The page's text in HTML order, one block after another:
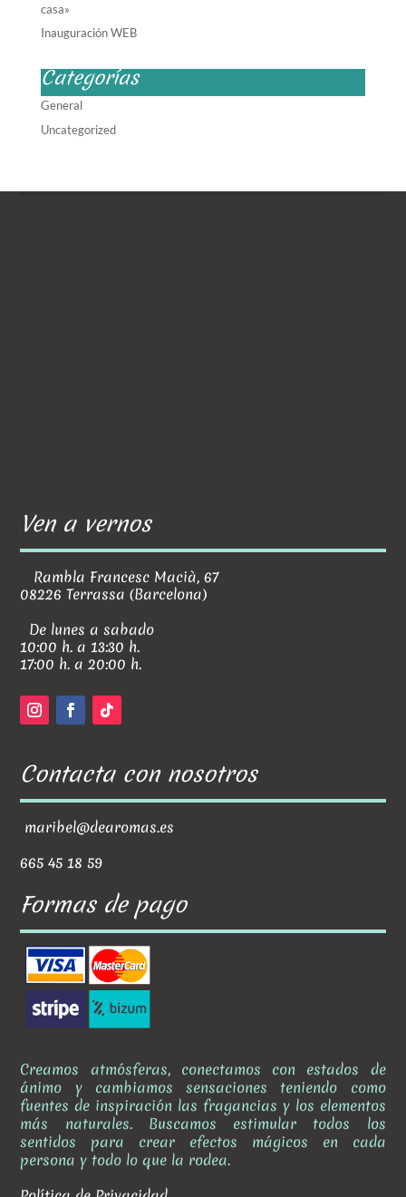
casa»
Inauguración WEB
Categorías
General
Uncategorized
Ven a vernos
Rambla Francesc Macià, 67
08226 Terrassa (Barcelona)
De lunes a sabado
10:00 h. a 13:30 h.
17:00 h. a 20:00 h.
Contacta con nosotros
maribel@dearomas.es
665 45 18 59
Formas de pago
Creamos atmósferas, conectamos con estados de
ánimo y cambiamos sensaciones teniendo como
fuentes de inspiración las fragancias y los elementos
más naturales. Buscamos estimular todos los
sentidos para crear efectos mágicos en cada
persona y todo lo que la rodea.